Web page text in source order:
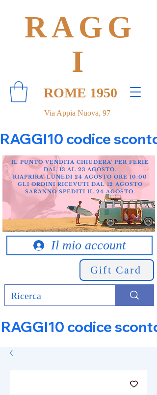
Via Appia Nuova, 97
RAGG
I
ROME 1950
RAGGI10 codice
Il mio account
Gift Card
IL PUNTO VENDITA CHIUDERA' PER FERIE
DAL 13 AL 23 AGOSTO.
RIAPRIRA' LUNEDI 24 AGOSTO ORE 10:00
GLI ORDINI RICEVUTI DAL 12 AGOSTO
SARANNO SPEDITI IL 24 AGOSTO.
RAGGI10 codice